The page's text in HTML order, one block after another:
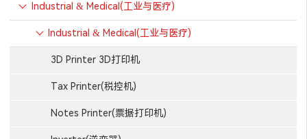
Industrial & Medical(工业与医疗)
Industrial & Medical(工业与医疗)
3D Printer 3D打印机
Tax Printer(税控机)
Notes Printer(票据打印机)